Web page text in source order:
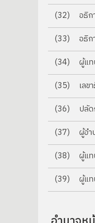
(32)
อธิก
(33)
อธิก
(34)
ผู้แท
(35)
เลข
(36)
ปลั
(37)
ผู้อ
(38)
ผู้แ
(39)
ผู้แท